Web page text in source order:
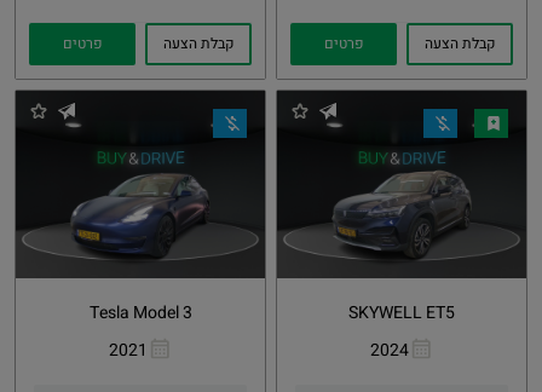
קבלת הצעה פרטים קבלת הצעה פרטים
SKYWELL ET5
2024
Whatsapp
Tesla Model 3
2021
Whatsapp